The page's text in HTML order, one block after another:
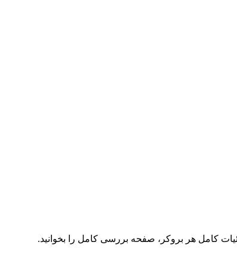
کامل هر بروکر، صفحه بررسی کامل را بخوانید.